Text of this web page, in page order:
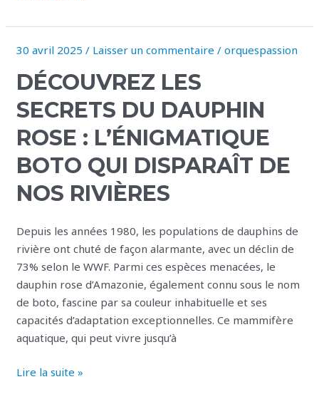
30 avril 2025/ Laisser un commentaire /orquespassion
DÉCOUVREZ LES
SECRETS DU DAUPHIN
ROSE : L’ÉNIGMATIQUE
BOTO QUI DISPARAÎT DE
NOS RIVIÈRES
Depuis les années 1980, les populations de dauphins de
rivière ont chuté de façon alarmante, avec un déclin de
73% selon le WWF. Parmi ces espèces menacées, le
dauphin rose d’Amazonie, également connu sous le nom
de boto, fascine par sa couleur inhabituelle et ses
capacités d’adaptation exceptionnelles. Ce mammifère
aquatique, qui peut vivre jusqu’à
Découvrez
secrets
du
dauphin
rose
:
l’énigmatique
boto
disparaît
de
nos
rivières
Lire la suite »